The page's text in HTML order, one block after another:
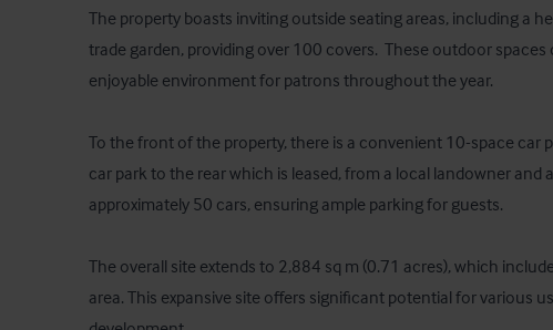
The property boasts inviting outside seating areas, including a
trade garden, providing over 100 covers.  These outdoor
enjoyable environment for patrons throughout the year.
To the front of the property, there is a convenient 10-space car
car park to the rear which is leased, from a local landowner and
approximately 50 cars, ensuring ample parking for guests.
The overall site extends to 2,884 sq m (0.71 acres), which
area. This expansive site offers significant potential for various